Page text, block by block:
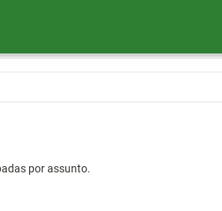
por assunto.